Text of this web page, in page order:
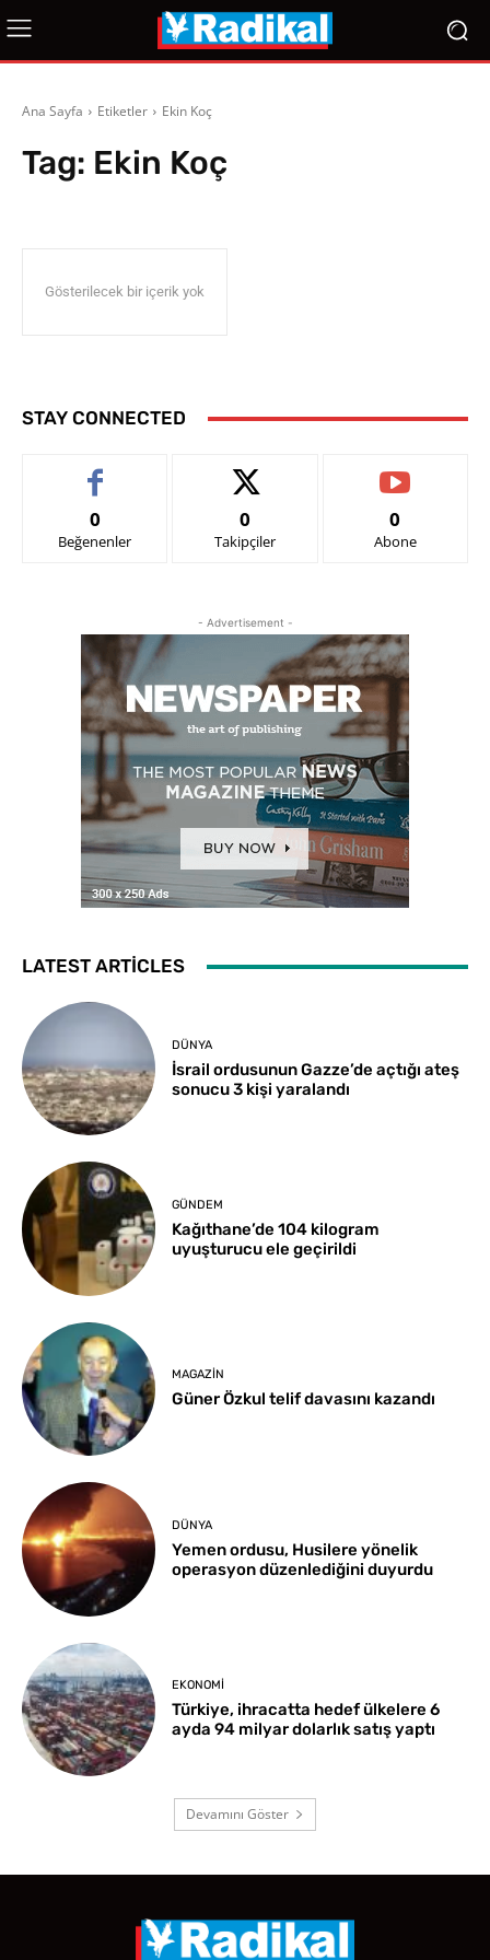
Ana Sayfa Etiketler Ekin Koç
Tag: Ekin Koç
Gösterilecek bir içerik yok
STAY CONNECTED
0
Beğenenler
0
Takipçiler
0
Abone
- Advertisement -
LATEST ARTICLES
DÜNYA
İsrail ordusunun Gazze’de açtığı ateş
sonucu 3 kişi yaralandı
GÜNDEM
Kağıthane’de 104 kilogram
uyuşturucu ele geçirildi
MAGAZIN
Güner Özkul telif davasını kazandı
DÜNYA
Yemen ordusu, Husilere yönelik
operasyon düzenlediğini duyurdu
EKONOMI
Türkiye, ihracatta hedef ülkelere 6
ayda 94 milyar dolarlık satış yaptı
Devamını Göster